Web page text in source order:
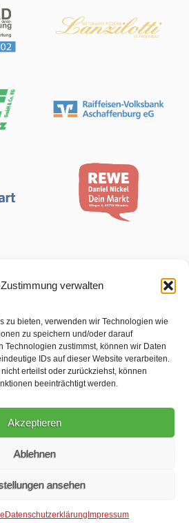
verwalten
zu bieten, verwenden wir Technologien wie
zu speichern und/oder darauf
Technologien zustimmst, können wir Daten
IDs auf dieser Website verarbeiten.
erteilst oder zurückziehst, können
beeinträchtigt werden.
Akzeptieren
Ablehnen
ansehen
Datenschutzerklärung Impressum
Königshofen © 2020 - 2026